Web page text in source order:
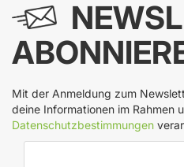
Mit der Anmeldung zum
deine Informationen im Rahmen
Datenschutzbestimmungen